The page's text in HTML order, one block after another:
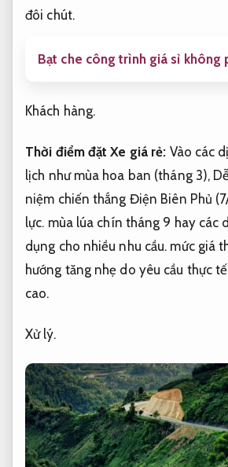
đôi chút.
Bạt che công trình giá sỉ không
Khách hàng.
Thời điểm đặt Xe giá rẻ: Vào các
lịch như mùa hoa ban (tháng 3),
niệm chiến thắng Điện Biên Phủ
lực. mùa lúa chín tháng 9 hay các
dụng cho nhiều nhu cầu. mức giá
hướng tăng nhẹ do yêu cầu thực
cao.
Xử lý.